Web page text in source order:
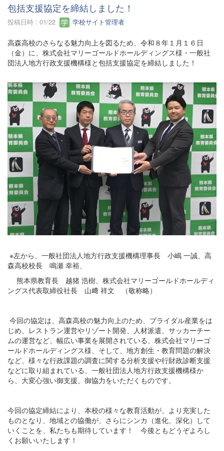
包括支援協定を締結しました！
投稿日時 : 01/22 学校サイト管理者
高森高校のさらなる魅力向上を図るため、令和８年１月１６日
（金）に、株式会社マリーゴールドホールディングス様・一般社
団法人地方行政支援機構様と包括支援協定を締結しました！
※左から、一般社団法人地方行政支援機構理事長 小嶋 一誠、高
森高校校長 鳴瀬 幸裕、
熊本県教育長 越猪 浩樹、株式会社マリーゴールドホールディ
ングス代表取締役社長 山﨑 祥文 （敬称略）
今回の協定は、高森高校の魅力向上のため、ブライダル産業をは
じめ、レストラン運営やリゾート開発、人材派遣、サッカーチー
ムの運営など、幅広い事業を展開されている、株式会社マリーゴ
ールドホールディングス様、そして、地方創生・教育問題の解決
など、様々な行政課題の調査に関する分析支援や行財政診断支援
などに取り組まれている、一般社団法人地方行政支援機構様か
ら、大変心強い御支援、御協力をいただくものです。
今回の協定締結により、本校の様々な教育活動が、より充実した
ものとなり、地域との協働が、さらにシンカ（進化、深化）して
いくことを、私たちも期待しています！ 今後ともどうぞよろし
くお願いいたします！